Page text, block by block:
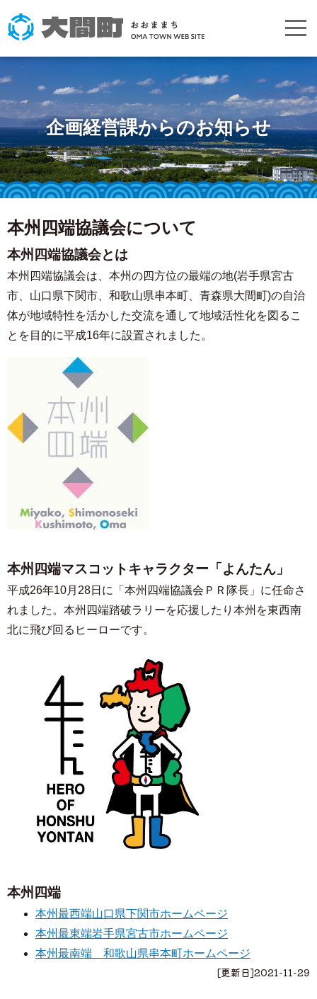
企画経営課からのお知らせ
本州四端協議会について
本州四端協議会とは
本州四端協議会は、本州の四方位の最端の地(岩手県宮古
市、山口県下関市、和歌山県串本町、青森県大間町)の自治
体が地域特性を活かした交流を通して地域活性化を図るこ
とを目的に平成16年に設置されました。
本州四端マスコットキャラクター「よんたん」
平成26年10月28日に「本州四端協議会ＰＲ隊長」に任命さ
れました。本州四端踏破ラリーを応援したり本州を東西南
北に飛び回るヒーローです。
本州四端
本州最西端山口県下関市ホームページ
本州最東端岩手県宮古市ホームページ
本州最南端 和歌山県串本町ホームページ
[更新日]2021-11-29